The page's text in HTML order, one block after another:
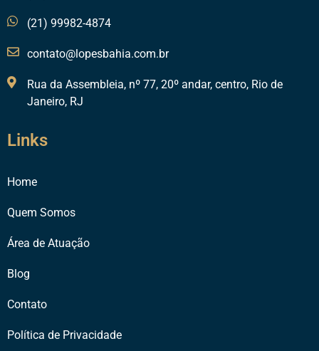
(21) 99982-4874
contato@lopesbahia.com.br
Rua da Assembleia, nº 77, 20º andar, centro, Rio de
Janeiro, RJ
Links
Home
Quem Somos
Área de Atuação
Blog
Contato
Política de Privacidade